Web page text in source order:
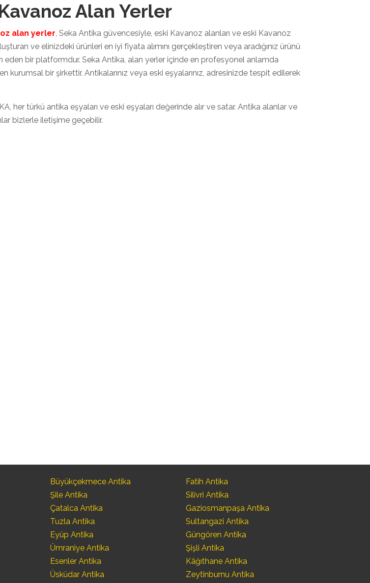
Alan Yerler
alan yerler, Seka Antika güvencesiyle, eski Kavanoz alanları ve eski Kavanoz
ve elinizdeki ürünleri en iyi fiyata alımını gerçekleştiren veya aradığınız ürünü
eden bir platformdur. Seka Antika, alan yerler içinde en profesyonel anlamda
kurumsal bir şirkettir. Antikalarınız veya eski eşyalarınız, adresinizde tespit edilerek
her türkü antika eşyaları ve eski eşyaları değerinde alır ve satar. Antika alanlar ve
bizlerle iletişime geçebilir.
Büyükçekmece Antika
Şile Antika
Çatalca Antika
Tuzla Antika
Eyüp Antika
Ümraniye Antika
Esenler Antika
Üsküdar Antika
Fatih Antika
Silivri Antika
Gaziosmanpaşa Antika
Sultangazi Antika
Güngören Antika
Şişli Antika
Kâğıthane Antika
Zeytinburnu Antika